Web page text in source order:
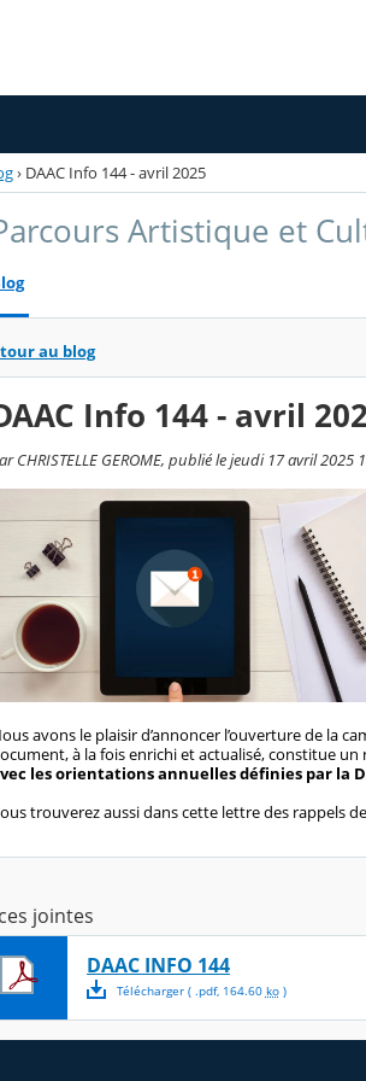
› DAAC Info 144 - avril 2025
Artistique et
au blog
Info 144 - avril
CHRISTELLE GEROME, publié le jeudi 17 avril
avons le plaisir d’annoncer l’ouverture de la
à la fois enrichi et actualisé, constitue
les orientations annuelles définies par la
trouverez aussi dans cette lettre des rappels
jointes
DAAC INFO 144
Télécharger( .pdf, 164.60 ko)